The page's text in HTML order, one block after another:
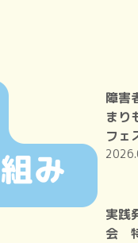
障害
まり
フェ
実践
会